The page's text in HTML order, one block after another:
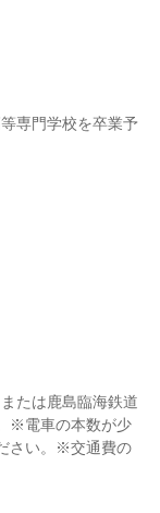
専門学校を卒業予
たは鹿島臨海鉄道
※電車の本数が少
さい。※交通費の